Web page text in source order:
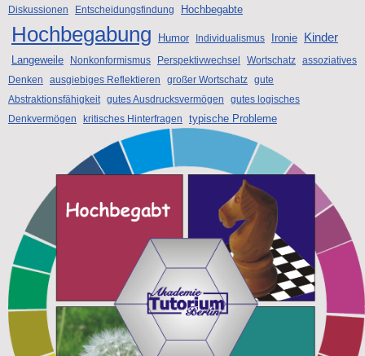
Diskussionen Entscheidungsfindung Hochbegabte
Hochbegabung Humor Individualismus Ironie Kinder
Langeweile Nonkonformismus Perspektivwechsel Wortschatz assoziatives
Denken
ausgiebiges Reflektieren großer Wortschatz gute
Abstraktionsfähigkeit gutes Ausdrucksvermögen
gutes logisches
Denkvermögen
kritisches Hinterfragen typische Probleme